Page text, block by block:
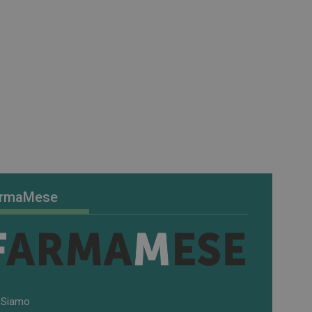
i dati di
di analisi dei
Cookie-
consenso sui
banner dei cookie
le scelte
visitatore
onorate nelle
delle
nei siti; può